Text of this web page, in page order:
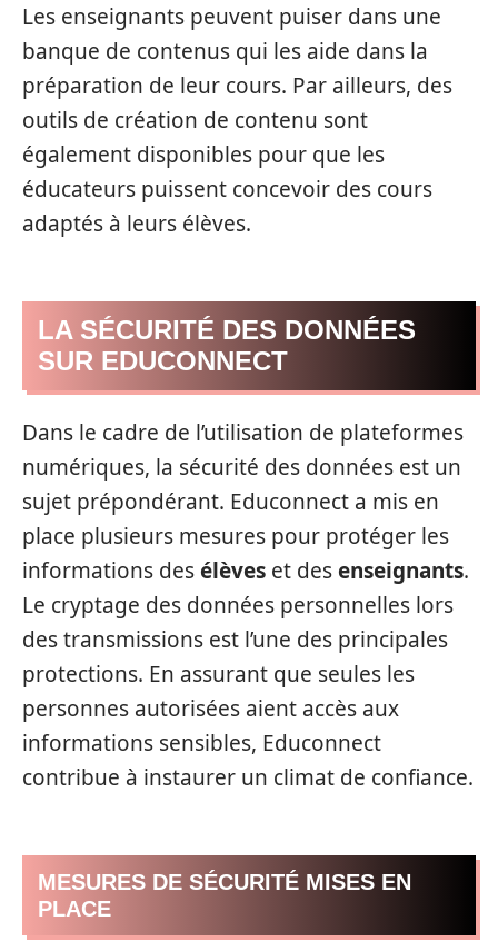
Les enseignants peuvent puiser dans une
banque de contenus qui les aide dans la
préparation de leur cours. Par ailleurs, des
outils de création de contenu sont
également disponibles pour que les
éducateurs puissent concevoir des cours
adaptés à leurs élèves.
LA SÉCURITÉ DES DONNÉES
SUR EDUCONNECT
Dans le cadre de l’utilisation de plateformes
numériques, la sécurité des données est un
sujet prépondérant. Educonnect a mis en
place plusieurs mesures pour protéger les
informations desélèves et desenseignants.
Le cryptage des données personnelles lors
des transmissions est l’une des principales
protections. En assurant que seules les
personnes autorisées aient accès aux
informations sensibles, Educonnect
contribue à instaurer un climat de confiance.
MESURES DE SÉCURITÉ MISES EN
PLACE